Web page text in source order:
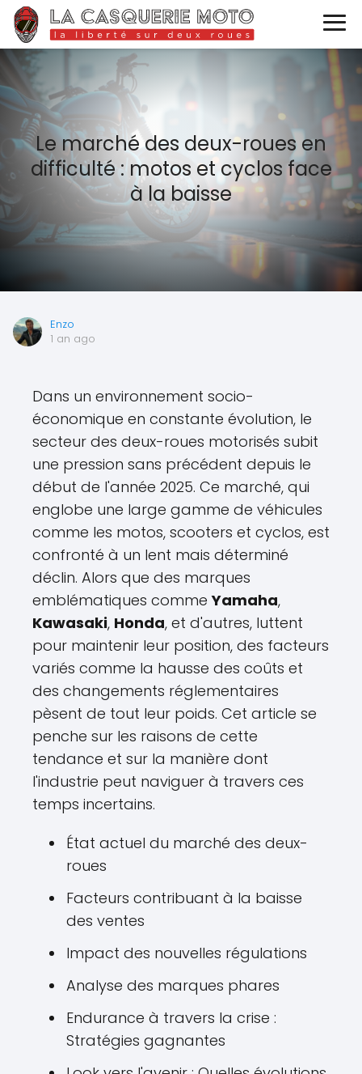
Le marché des deux-roues en
difficulté : motos et cyclos face
à la baisse
Enzo
1 an ago
Dans un environnement socio-
économique en constante évolution, le
secteur des deux-roues motorisés subit
une pression sans précédent depuis le
début de l'année 2025. Ce marché, qui
englobe une large gamme de véhicules
comme les motos, scooters et cyclos, est
confronté à un lent mais déterminé
déclin. Alors que des marques
emblématiques commeYamaha,
Kawasaki, Honda, et d'autres, luttent
pour maintenir leur position, des facteurs
variés comme la hausse des coûts et
des changements réglementaires
pèsent de tout leur poids. Cet article se
penche sur les raisons de cette
tendance et sur la manière dont
l'industrie peut naviguer à travers ces
temps incertains.
État actuel du marché des deux-
roues
Facteurs contribuant à la baisse
des ventes
Impact des nouvelles régulations
Analyse des marques phares
Endurance à travers la crise :
Stratégies gagnantes